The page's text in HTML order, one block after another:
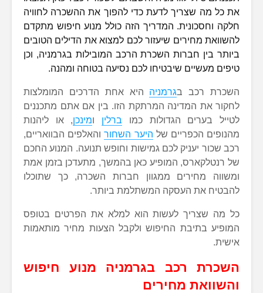
את כל מה שצריך לדעת כדי להפוך את ההשכרה לחוויה
חלקה וחסכונית. המדריך הזה כולל מנוע חיפוש מתקדם
להשוואת מחירים שיעזור לכם למצוא את הדילים הטובים
ביותר בין חברות השכרת הרכב המובילות בגרמניה, וכן
טיפים מעשיים שיבטיחו לכם נסיעה בטוחה ומהנה.
השכרת רכב בגרמניה היא אחת הדרכים המומלצות
לחקור את המדינה המרתקת הזו. בין אם אתם מתכננים
לטייל בערים הגדולות כמו ברלין ומינכן, או ליהנות
מהנופים הכפריים של היער השחורוהאלפים הבוואריים,
רכב שכור יעניק לכם גמישות וחופש תנועה. המנוע החכם
של רנטלקארס, המופיע כאן בהמשך, מתעדכן בזמן אמת
ומשווה מחירים ממגוון חברות השכרה, כך שתוכלו
להבטיח את העסקה המשתלמת ביותר.
כל מה שצריך לעשות הוא למלא את הפרטים בטופס
המופיע בתיבת החיפוש ולקבל הצעות מחיר מותאמות
אישית.
השכרת רכב בגרמניה מנוע חיפוש
והשוואת מחירים